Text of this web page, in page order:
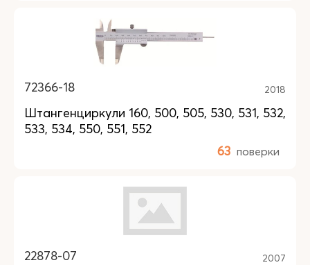
72366-18 2018
Штангенциркули 160, 500, 505, 530, 531, 532,
533, 534, 550, 551, 552
63 поверки
22878-07 2007